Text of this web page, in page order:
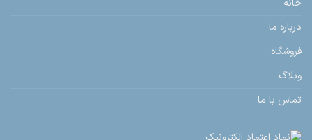
درباره ما
فروشگاه
وبلاگ
تماس با ما